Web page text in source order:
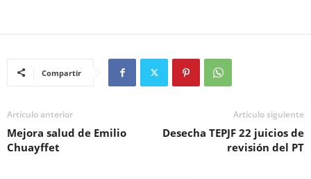
Compartir
Artículo anterior
Mejora salud de Emilio
Chuayffet
Artículo siguiente
Desecha TEPJF 22 juicios de
revisión del PT